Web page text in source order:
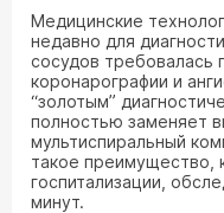
Медицинские
недавно для
сосудов требовалась
коронарографии и
“золотым”
полностью заменяет
мультиспиральный
такое преимущество,
госпитализации,
минут.